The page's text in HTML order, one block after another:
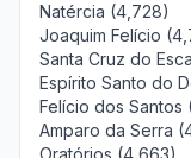
Natércia (4,728)
Joaquim Felício
Santa Cruz do
Espírito Santo do
Felício dos Santos
Amparo da Serra
Oratórios (4,663)